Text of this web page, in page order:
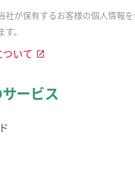
社が保有するお客様の個人情報
。
いて
ービス